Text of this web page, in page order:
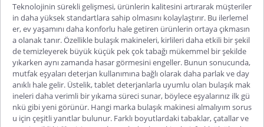
Teknolojinin sürekli gelişmesi, ürünlerin kalitesini artırarak müşteriler
in daha yüksek standartlara sahip olmasını kolaylaştırır. Bu ilerlemel
er, ev yaşamını daha konforlu hale getiren ürünlerin ortaya çıkmasın
a olanak tanır. Özellikle bulaşık makineleri, kirlileri daha etkili bir şekil
de temizleyerek büyük küçük pek çok tabağı mükemmel bir şekilde
yıkarken aynı zamanda hasar görmesini engeller. Bunun sonucunda,
mutfak eşyaları deterjan kullanımına bağlı olarak daha parlak ve day
anıklı hale gelir. Üstelik,tablet deterjanlarla uyumlu olan bulaşık mak
ineleri daha verimli bir yıkama süreci sunar, böylece eşyalarınız ilk gü
nkü gibi yeni görünür. Hangi marka bulaşık makinesi almalıyım sorus
u için çeşitli yanıtlar bulunur. Farklı boyutlardaki tabaklar, çatallar ve